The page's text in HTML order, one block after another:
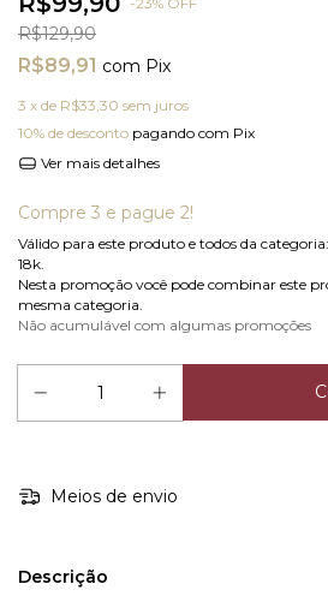
R$129,90
R$89,91 com Pix
3 x de R$33,30 sem juros
10% de desconto pagando com Pix
Ver mais detalhes
Compre 3 e pague 2!
Válido para este produto e todos da
18k.
Nesta promoção você pode combinar este
mesma categoria.
Não acumulável com algumas promoções
Meios de envio
Descrição